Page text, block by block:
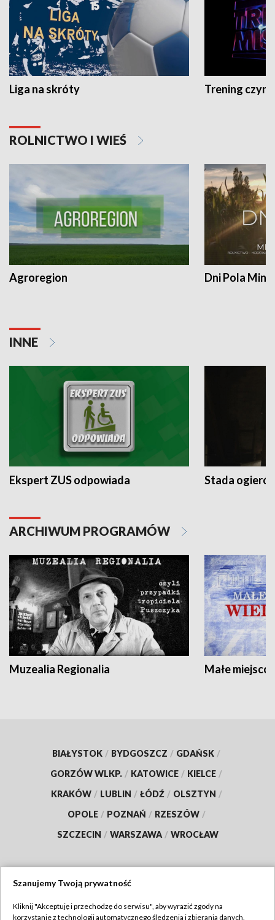
Liga na skróty Trening czyni
ROLNICTWO I WIEŚ
Agroregion Dni Pola
INNE
Ekspert ZUS odpowiada Stada
ARCHIWUM PROGRAMÓW
Muzealia Regionalia Małe
BIAŁYSTOK / BYDGOSZCZ / GDAŃSK /
GORZÓW WLKP. / KATOWICE / KIELCE /
KRAKÓW / LUBLIN / ŁÓDŹ / OLSZTYN /
OPOLE / POZNAŃ / RZESZÓW /
SZCZECIN / WARSZAWA / WROCŁAW
Szanujemy Twoją prywatność
Kliknij "Akceptuję i przechodzę do serwisu", aby wyrazić zgody na
korzystanie z technologii automatycznego śledzenia i zbierania danych,